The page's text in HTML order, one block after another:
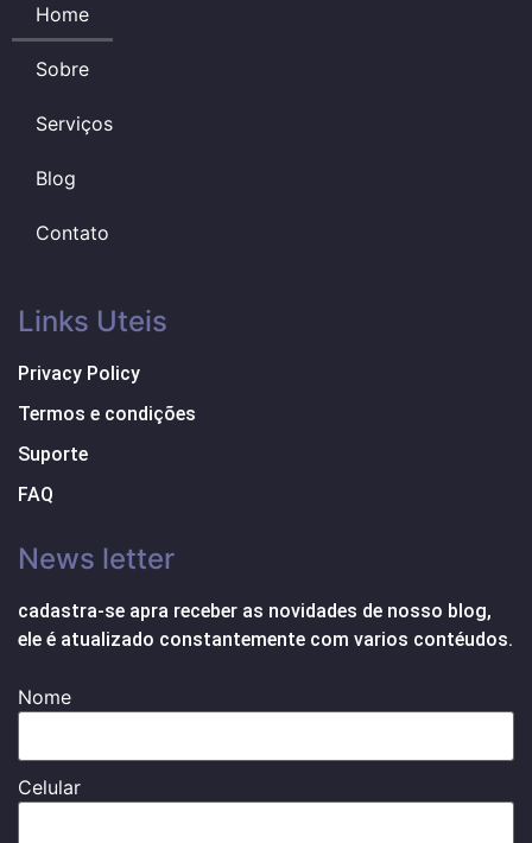
Home
Sobre
Serviços
Blog
Contato
Links Uteis
Privacy Policy
Termos e condições
Suporte
FAQ
News letter
cadastra-se apra receber as novidades de nosso blog,
ele é atualizado constantemente com varios contéudos.
Nome
Celular